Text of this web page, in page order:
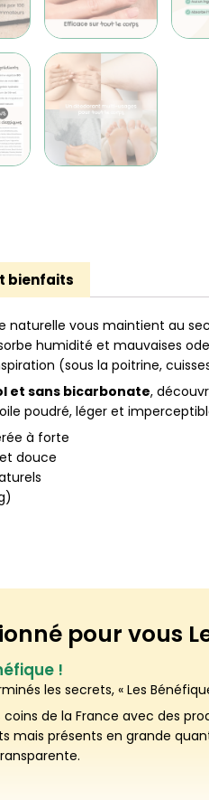
bienfaits
naturelle vous maintient au
humidité et mauvaises
(sous la poitrine,
et sans bicarbonate,
poudré, léger et
à forte
douce
pour vous
!
les secrets, « Les
de la France avec des
mais présents en grande